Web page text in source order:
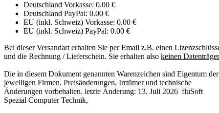
Deutschland Vorkasse: 0.00 €
Deutschland PayPal: 0.00 €
EU (inkl. Schweiz) Vorkasse: 0.00 €
EU (inkl. Schweiz) PayPal: 0.00 €
Bei dieser Versandart erhalten Sie per Email z.B. einen
und die Rechnung / Lieferschein. Sie erhalten also keinen Datenträger
Die in diesem Dokument genannten Warenzeichen sind Eigentum der
jeweiligen Firmen. Preisänderungen, Irrtümer und technische
Änderungen vorbehalten. letzte Änderung: 13. Juli 2026 fluSoft
Spezial Computer Technik,